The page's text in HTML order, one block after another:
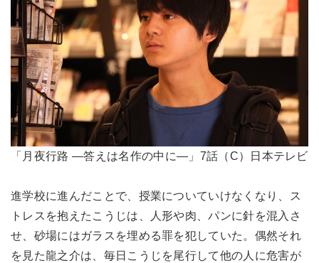
「月夜行路 ―答えは名作の中に―」7話（C）日本テレビ
進学校に進んだことで、授業についていけなくなり、ス
トレスを抱えたこうじは、人形や肉、パンに針を混入さ
せ、砂場にはガラスを埋める罪を犯していた。偶然それ
を見た龍之介は、毎日こうじを尾行して他の人に危害が